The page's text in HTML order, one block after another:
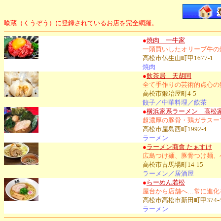
喰蔵（くうぞう）に登録されているお店を完全網羅。
●焼肉 一牛家
一頭買いしたオリーブ牛
高松市仏生山町甲1677-1
焼肉
●飲茶居 天胡同
全て手作りの芸術的点心
高松市鍛冶屋町4-5
餃子／中華料理／飲茶
●横浜家系ラーメン 高松
超濃厚の豚骨・鶏ガラス
高松市屋島西町1992-4
ラーメン
●ラーメン商會 たぁすけ
広島つけ麺、豚骨つけ麺
高松市古馬場町14-15
ラーメン／居酒屋
● らーめん若松
屋台から店舗へ…常に進化
高松市高松市新田町甲374-
ラーメン